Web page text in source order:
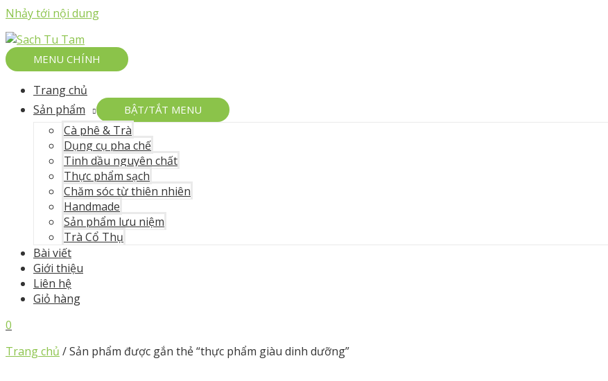
Nhảy tới nội dung
MENU CHÍNH
Trang chủ
Sản phẩm
BẬT/TẮT MENU
Cà phê & Trà
Dụng cụ pha chế
Tinh dầu nguyên chất
Thực phẩm sạch
Chăm sóc từ thiên nhiên
Handmade
Sản phẩm lưu niệm
Trà Cổ Thụ
Bài viết
Giới thiệu
Liên hệ
Giỏ hàng
0
Trang chủ / Sản phẩm được gắn thẻ “thực phẩm giàu dinh dưỡng”